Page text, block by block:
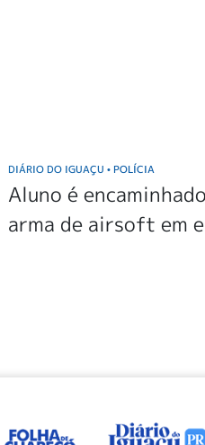
DIÁRIO DO IGUAÇU• POLÍCIA
Aluno é
arma de airsoft em